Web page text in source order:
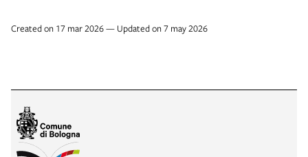
Created on 17 mar 2026 — Updated on 7 may 2026